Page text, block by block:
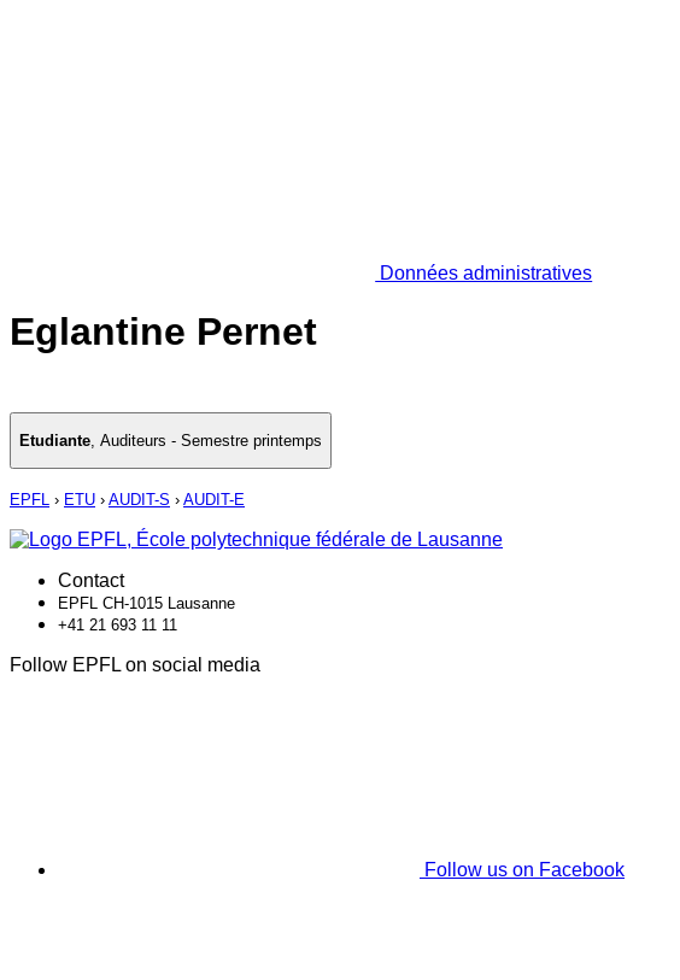
Données administratives
Eglantine Pernet
Etudiante, Auditeurs - Semestre printemps
EPFL › ETU › AUDIT-S › AUDIT-E
Contact
EPFL CH-1015 Lausanne
+41 21 693 11 11
Follow EPFL on social media
Follow us on Facebook